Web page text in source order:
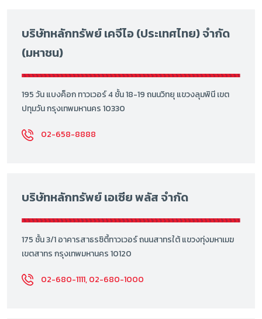
บริษัทหลักทรัพย์ เคจีไอ (ประเทศไทย) จำกัด
(มหาชน)
195 วัน แบงค็อก ทาวเวอร์ 4 ชั้น 18-19 ถนนวิทยุ แขวงลุมพินี เขต
ปทุมวัน กรุงเทพมหานคร 10330
02-658-8888
บริษัทหลักทรัพย์ เอเซีย พลัส จำกัด
175 ชั้น 3/1 อาคารสาธรซิตี้ทาวเวอร์ ถนนสาทรใต้ แขวงทุ่งมหาเมฆ
เขตสาทร กรุงเทพมหานคร 10120
02-680-1111, 02-680-1000